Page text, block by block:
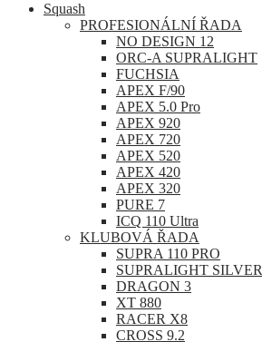
Squash
PROFESIONÁLNÍ ŘADA
NO DESIGN 12
ORC-A SUPRALIGHT
FUCHSIA
APEX F/90
APEX 5.0 Pro
APEX 920
APEX 720
APEX 520
APEX 420
APEX 320
PURE 7
ICQ 110 Ultra
KLUBOVÁ ŘADA
SUPRA 110 PRO
SUPRALIGHT SILVER
DRAGON 3
XT 880
RACER X8
CROSS 9.2